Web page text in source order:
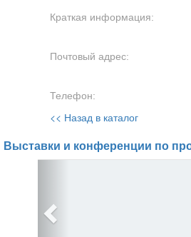
Краткая информация:
Почтовый адрес:
Телефон:
<< Назад в каталог
Выставки и конференции по